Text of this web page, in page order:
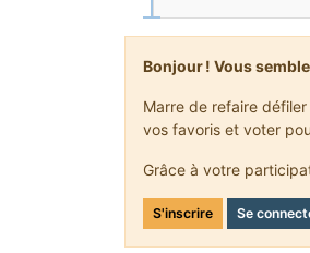
Bonjour ! Vous
Marre de refaire
vos favoris et voter
Grâce à votre
S'inscrire Se